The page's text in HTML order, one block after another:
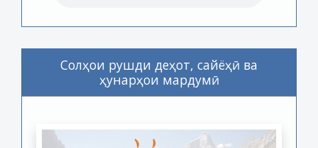
Солҳои рушди деҳот, сайёҳӣ ва
ҳунарҳои мардумӣ